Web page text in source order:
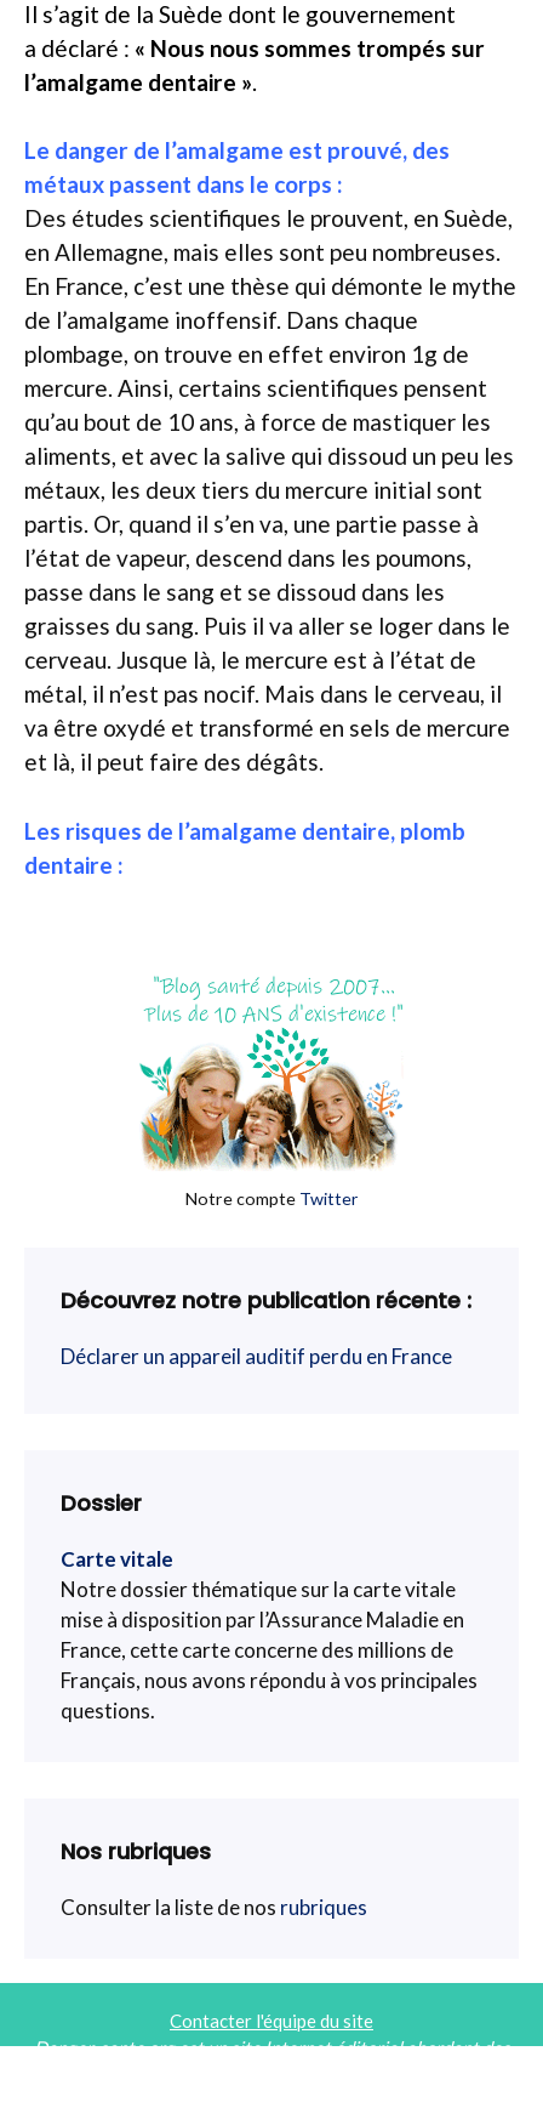
Il s’agit de la Suède dont le gouvernement
a déclaré : « Nous nous sommes trompés sur
l’amalgame dentaire ».
Le danger de l’amalgame est prouvé, des
métaux passent dans le corps :
Des études scientifiques le prouvent, en Suède,
en Allemagne, mais elles sont peu nombreuses.
En France, c’est une thèse qui démonte le mythe
de l’amalgame inoffensif. Dans chaque
plombage, on trouve en effet environ 1g de
mercure. Ainsi, certains scientifiques pensent
qu’au bout de 10 ans, à force de mastiquer les
aliments, et avec la salive qui dissoud un peu les
métaux, les deux tiers du mercure initial sont
partis. Or, quand il s’en va, une partie passe à
l’état de vapeur, descend dans les poumons,
passe dans le sang et se dissoud dans les
graisses du sang. Puis il va aller se loger dans le
cerveau. Jusque là, le mercure est à l’état de
métal, il n’est pas nocif. Mais dans le cerveau, il
va être oxydé et transformé en sels de mercure
et là, il peut faire des dégâts.
Les risques de l’amalgame dentaire, plomb
dentaire :
Notre compte Twitter
Découvrez notre publication récente :
Déclarer un appareil auditif perdu en France
Dossier
Carte vitale
Notre dossier thématique sur la carte vitale
mise à disposition par l’Assurance Maladie en
France, cette carte concerne des millions de
Français, nous avons répondu à vos principales
questions.
Nos rubriques
Consulter la liste de nos rubriques
Contacter l'équipe du site
Danger-sante.org est un site Internet éditorial abordant des